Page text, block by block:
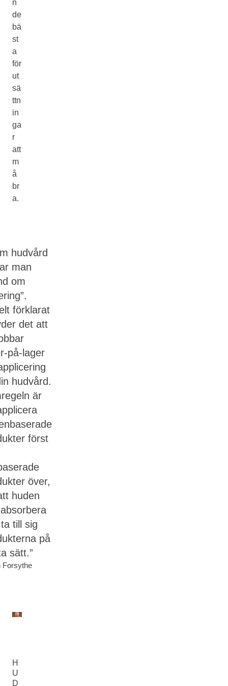
n
de
bä
st
a
för
ut
sä
ttn
in
ga
r
att
m
å
br
a.
hudvård
man
om
förklarat
det att
på-lager
hudvård.
är
först
över,
huden
till sig
på
sätt.”
Forsythe
H
U
D